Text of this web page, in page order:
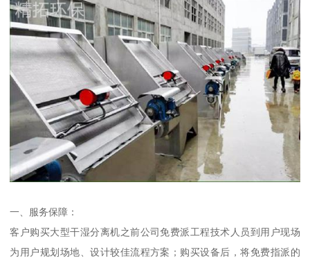
一、服务保障：
客户购买大型干湿分离机之前公司免费派工程技术人员到用户现场
为用户规划场地、设计较佳流程方案；购买设备后，将免费指派的